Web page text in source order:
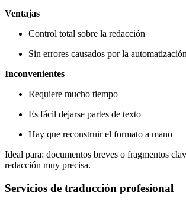
Ventajas
Control total sobre la redacción
Sin errores causados por la automatización
Inconvenientes
Requiere mucho tiempo
Es fácil dejarse partes de texto
Hay que reconstruir el formato a mano
Ideal para: documentos breves o fragmentos
redacción muy precisa.
Servicios de traducción profesional